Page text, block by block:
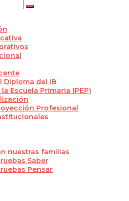
Diploma del IB
Escuela Primaria (PEP)
Profesional
nuestras familias
Saber
Pensar